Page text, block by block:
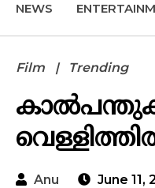
NEWS
Film Trending
Anu June 11,